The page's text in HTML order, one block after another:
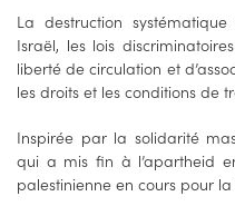
La destruction
Israël, les lois
liberté de circulation et
les droits et les conditions de
Inspirée par la solidarité
qui a mis fin à l’apartheid
palestinienne en cours pour